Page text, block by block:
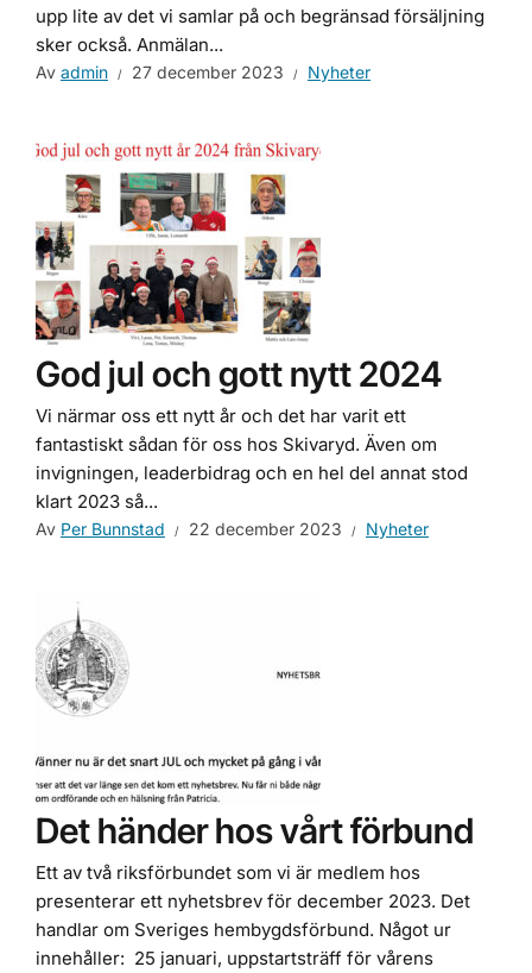
upp lite av det vi samlar på och begränsad försäljning
sker också. Anmälan...
Av admin 27 december 2023 Nyheter
God jul och gott nytt 2024
Vi närmar oss ett nytt år och det har varit ett
fantastiskt sådan för oss hos Skivaryd. Även om
invigningen, leaderbidrag och en hel del annat stod
klart 2023 så...
Av Per Bunnstad 22 december 2023 Nyheter
Det händer hos vårt förbund
Ett av två riksförbundet som vi är medlem hos
presenterar ett nyhetsbrev för december 2023. Det
handlar om Sveriges hembygdsförbund. Något ur
innehåller: 25 januari, uppstartsträff för vårens